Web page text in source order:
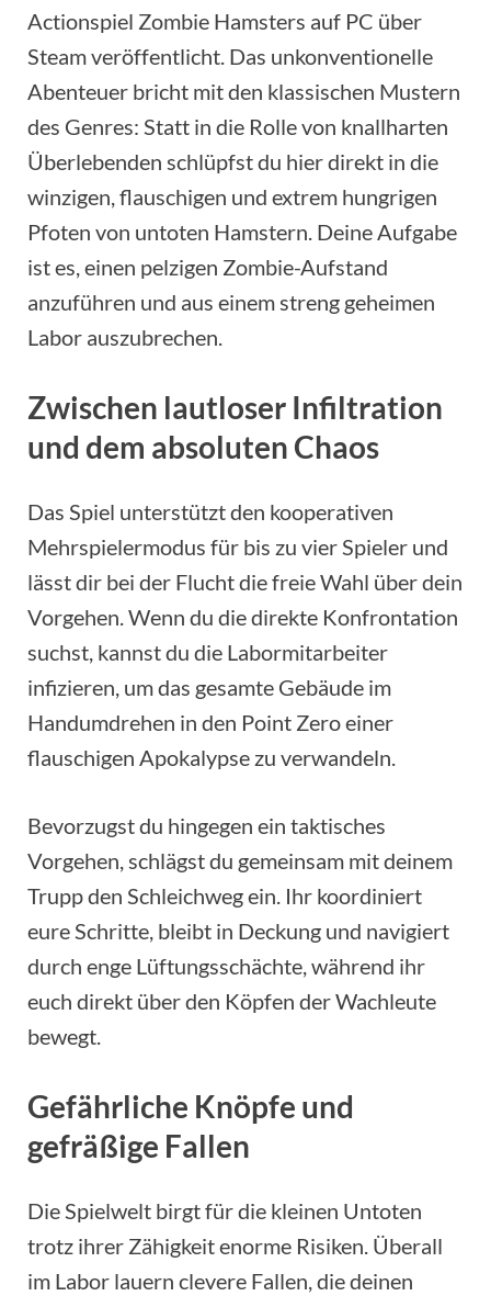
Actionspiel Zombie Hamsters auf PC über
Steam veröffentlicht. Das unkonventionelle
Abenteuer bricht mit den klassischen Mustern
des Genres: Statt in die Rolle von knallharten
Überlebenden schlüpfst du hier direkt in die
winzigen, flauschigen und extrem hungrigen
Pfoten von untoten Hamstern. Deine Aufgabe
ist es, einen pelzigen Zombie-Aufstand
anzuführen und aus einem streng geheimen
Labor auszubrechen.
Zwischen lautloser Infiltration
und dem absoluten Chaos
Das Spiel unterstützt den kooperativen
Mehrspielermodus für bis zu vier Spieler und
lässt dir bei der Flucht die freie Wahl über dein
Vorgehen. Wenn du die direkte Konfrontation
suchst, kannst du die Labormitarbeiter
infizieren, um das gesamte Gebäude im
Handumdrehen in den Point Zero einer
flauschigen Apokalypse zu verwandeln.
Bevorzugst du hingegen ein taktisches
Vorgehen, schlägst du gemeinsam mit deinem
Trupp den Schleichweg ein. Ihr koordiniert
eure Schritte, bleibt in Deckung und navigiert
durch enge Lüftungsschächte, während ihr
euch direkt über den Köpfen der Wachleute
bewegt.
Gefährliche Knöpfe und
gefräßige Fallen
Die Spielwelt birgt für die kleinen Untoten
trotz ihrer Zähigkeit enorme Risiken. Überall
im Labor lauern clevere Fallen, die deinen